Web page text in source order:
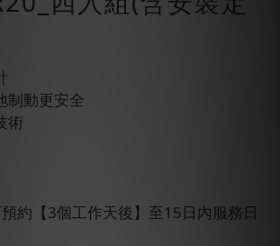
制動更安全
術
約【3個工作天後】至15日內服務日